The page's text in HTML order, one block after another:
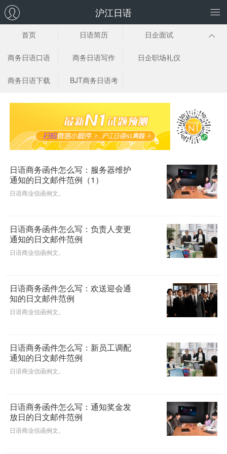
沪江日语
首页 日语简历 日企面试
商务日语口语 商务日语写作 日企职场礼仪
商务日语下载
BJT商务日语考
日语商务函件怎么写：服务器维护
通知的日文邮件范例（1）
日语商业信函例文。
日语商务函件怎么写：负责人变更
通知的日文邮件范例
日语商业信函例文。
日语商务函件怎么写：欢送迎会通
知的日文邮件范例
日语商业信函例文。
日语商务函件怎么写：新员工调配
通知的日文邮件范例
日语商业信函例文。
日语商务函件怎么写：通知奖金发
放日的日文邮件范例
日语商业信函例文。